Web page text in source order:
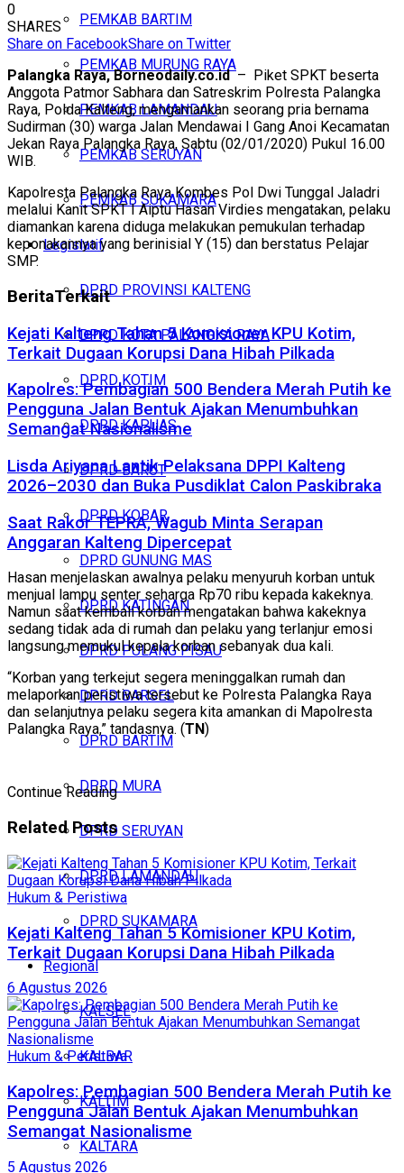
PEMKAB BARTIM
PEMKAB MURUNG RAYA
PEMKAB LAMANDAU
PEMKAB SERUYAN
PEMKAB SUKAMARA
Legislatif
DPRD PROVINSI KALTENG
DPRD KOTA PALANGKA RAYA
DPRD KOTIM
DPRD KAPUAS
DPRD BARUT
DPRD KOBAR
DPRD GUNUNG MAS
DPRD KATINGAN
DPRD PULANG PISAU
DPRD BARSEL
DPRD BARTIM
DPRD MURA
DPRD SERUYAN
DPRD LAMANDAU
DPRD SUKAMARA
Regional
KALSEL
KALBAR
KALTIM
KALTARA
0
SHARES
Share on FacebookShare on Twitter
Palangka Raya, Borneodaily.co.id– Piket SPKT beserta
Anggota Patmor Sabhara dan Satreskrim Polresta Palangka
Raya, Polda Kalteng, mengamankan seorang pria bernama
Sudirman (30) warga Jalan Mendawai I Gang Anoi Kecamatan
Jekan Raya Palangka Raya, Sabtu (02/01/2020) Pukul 16.00
WIB.
Kapolresta Palangka Raya Kombes Pol Dwi Tunggal Jaladri
melalui Kanit SPKT I Aiptu Hasan Virdies mengatakan, pelaku
diamankan karena diduga melakukan pemukulan terhadap
keponakannya yang berinisial Y (15) dan berstatus Pelajar
SMP.
BeritaTerkait
Kejati Kalteng Tahan 5 Komisioner KPU Kotim,
Terkait Dugaan Korupsi Dana Hibah Pilkada
Kapolres: Pembagian 500 Bendera Merah Putih ke
Pengguna Jalan Bentuk Ajakan Menumbuhkan
Semangat Nasionalisme
Lisda Ariyana Lantik Pelaksana DPPI Kalteng
2026–2030 dan Buka Pusdiklat Calon Paskibraka
Saat Rakor TEPRA, Wagub Minta Serapan
Anggaran Kalteng Dipercepat
Hasan menjelaskan awalnya pelaku menyuruh korban untuk
menjual lampu senter seharga Rp70 ribu kepada kakeknya.
Namun saat kembali korban mengatakan bahwa kakeknya
sedang tidak ada di rumah dan pelaku yang terlanjur emosi
langsung memukul kepala korban sebanyak dua kali.
“Korban yang terkejut segera meninggalkan rumah dan
melaporkan peristiwa tersebut ke Polresta Palangka Raya
dan selanjutnya pelaku segera kita amankan di Mapolresta
Palangka Raya,” tandasnya. (TN)
Continue Reading
RelatedPosts
Hukum & Peristiwa
Kejati Kalteng Tahan 5 Komisioner KPU Kotim,
Terkait Dugaan Korupsi Dana Hibah Pilkada
6 Agustus 2026
Hukum & Peristiwa
Kapolres: Pembagian 500 Bendera Merah Putih ke
Pengguna Jalan Bentuk Ajakan Menumbuhkan
Semangat Nasionalisme
5 Agustus 2026